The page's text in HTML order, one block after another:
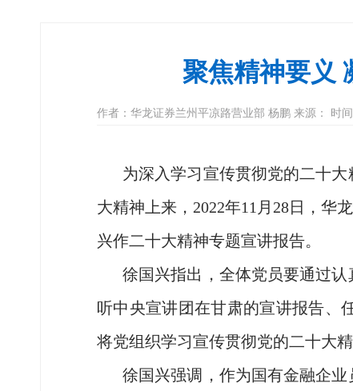
聚焦精神要义
作者：华龙证券兰州平凉路营业部 杨鹏 来源： 时间
为深入学习宣传贯彻党的二十
大精神上来，2022年11月28日，华
兴作二十大精神专题宣讲报告。
徐国兴指出，全体党员要通过
听中央宣讲团在甘肃的宣讲报告、
将党组织学习宣传贯彻党的二十大
徐国兴强调，作为国有金融企